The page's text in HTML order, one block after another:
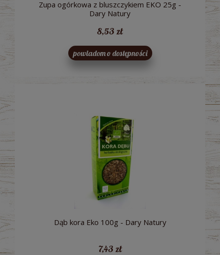
Zupa ogórkowa z bluszczykiem EKO 25g -
Dary Natury
8,53 zł
powiadom o dostępności
Dąb kora Eko 100g - Dary Natury
7,43 zł